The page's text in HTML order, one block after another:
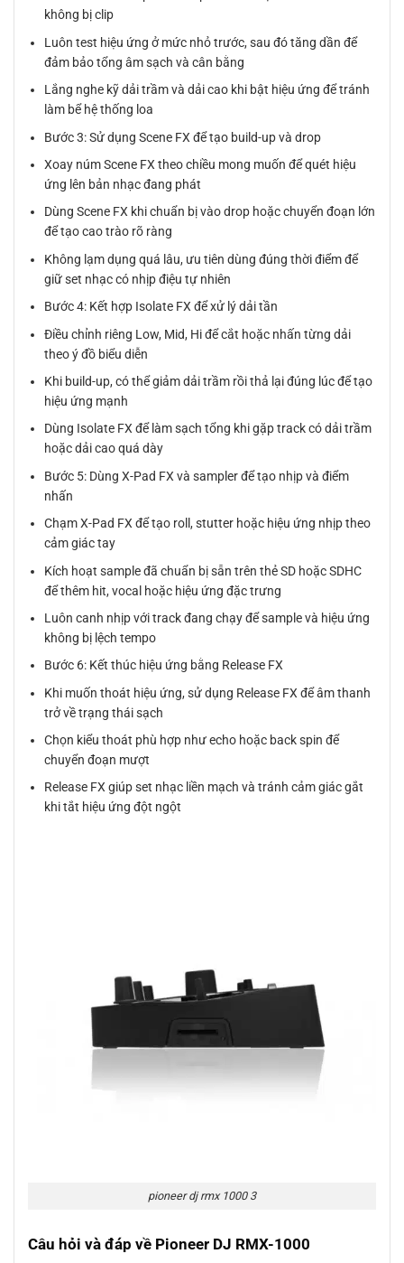
không bị clip
Luôn test hiệu ứng ở mức nhỏ trước, sau đó tăng dần để
đảm bảo tổng âm sạch và cân bằng
Lắng nghe kỹ dải trầm và dải cao khi bật hiệu ứng để tránh
làm bể hệ thống loa
Bước 3: Sử dụng Scene FX để tạo build-up và drop
Xoay núm Scene FX theo chiều mong muốn để quét hiệu
ứng lên bản nhạc đang phát
Dùng Scene FX khi chuẩn bị vào drop hoặc chuyển đoạn lớn
để tạo cao trào rõ ràng
Không lạm dụng quá lâu, ưu tiên dùng đúng thời điểm để
giữ set nhạc có nhịp điệu tự nhiên
Bước 4: Kết hợp Isolate FX để xử lý dải tần
Điều chỉnh riêng Low, Mid, Hi để cắt hoặc nhấn từng dải
theo ý đồ biểu diễn
Khi build-up, có thể giảm dải trầm rồi thả lại đúng lúc để tạo
hiệu ứng mạnh
Dùng Isolate FX để làm sạch tổng khi gặp track có dải trầm
hoặc dải cao quá dày
Bước 5: Dùng X-Pad FX và sampler để tạo nhịp và điểm
nhấn
Chạm X-Pad FX để tạo roll, stutter hoặc hiệu ứng nhịp theo
cảm giác tay
Kích hoạt sample đã chuẩn bị sẵn trên thẻ SD hoặc SDHC
để thêm hit, vocal hoặc hiệu ứng đặc trưng
Luôn canh nhịp với track đang chạy để sample và hiệu ứng
không bị lệch tempo
Bước 6: Kết thúc hiệu ứng bằng Release FX
Khi muốn thoát hiệu ứng, sử dụng Release FX để âm thanh
trở về trạng thái sạch
Chọn kiểu thoát phù hợp như echo hoặc back spin để
chuyển đoạn mượt
Release FX giúp set nhạc liền mạch và tránh cảm giác gắt
khi tắt hiệu ứng đột ngột
pioneer dj rmx 1000 3
Câu hỏi và đáp về Pioneer DJ RMX-1000